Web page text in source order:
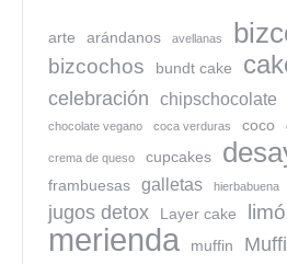
arte arándanos avellanas
bizcochos bundt cake
celebración chipschocolate
chocolate vegano coca verduras coco
crema de queso cupcakes
frambuesas
galletas hierbabuena
jugos detox Layer cake
merienda muffin